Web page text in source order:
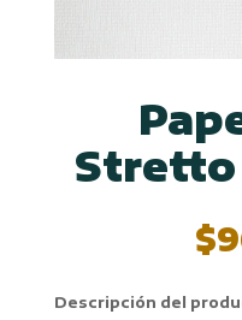
Stretto
$
Descripción del